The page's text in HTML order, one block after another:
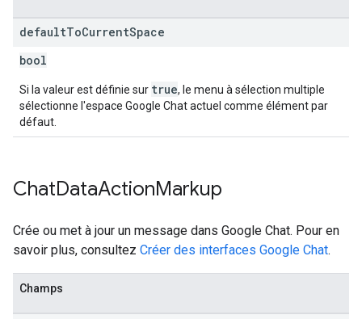
defaultToCurrentSpace
bool
Si la valeur est définie sur true, le menu à sélection multiple
sélectionne l'espace Google Chat actuel comme élément par
défaut.
ChatDataActionMarkup
Crée ou met à jour un message dans Google Chat. Pour en
savoir plus, consultez Créer des interfaces Google Chat.
Champs